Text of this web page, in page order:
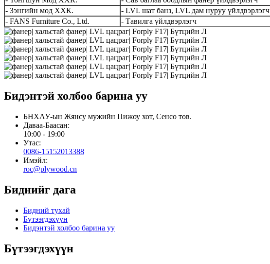
- Зэнгийн мод ХХК.
- LVL шат банз, LVL дам нуруу үйлдвэрлэгч
- FANS Furniture Co., Ltd.
- Тавилга үйлдвэрлэгч
Бидэнтэй холбоо барина уу
БНХАУ-ын Жянсу мужийн Пижоу хот, Сенсо төв.
Даваа-Баасан:
10:00 - 19:00
Утас:
0086-15152013388
Имэйл:
roc@plywood.cn
Биднийг дага
Бидний тухай
Бүтээгдэхүүн
Бидэнтэй холбоо барина уу
Бүтээгдэхүүн